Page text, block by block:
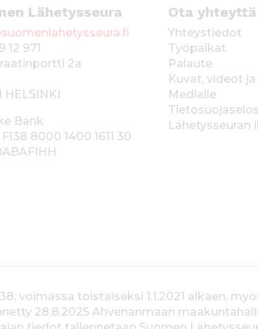
Lähetysseura
12 971
2a
HELSINKI
Bank
FI38 8000 1400 1611 30
Ota yhteyttä
Yhteystiedot
Työpaikat
Palaute
Kuvat, videot
Medialle
Lähetysseuran
voimassa toistaiseksi 1.1.2021 alkaen,
28.8.2025 Ahvenanmaan